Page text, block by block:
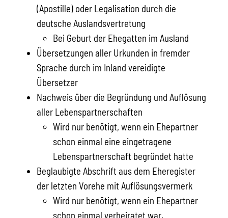
(Apostille) oder Legalisation durch die
deutsche Auslandsvertretung
Bei Geburt der Ehegatten im Ausland
Übersetzungen aller Urkunden in fremder
Sprache durch im Inland vereidigte
Übersetzer
Nachweis über die Begründung und Auflösung
aller Lebenspartnerschaften
Wird nur benötigt, wenn ein Ehepartner
schon einmal eine eingetragene
Lebenspartnerschaft begründet hatte
Beglaubigte Abschrift aus dem Eheregister
der letzten Vorehe mit Auflösungsvermerk
Wird nur benötigt, wenn ein Ehepartner
schon einmal verheiratet war.